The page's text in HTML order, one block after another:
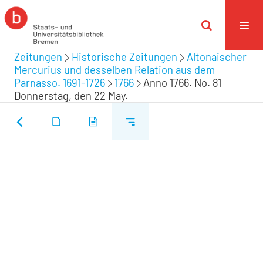
Zeitungen Historische Zeitungen
Altonaischer
Mercurius und desselben Relation aus dem
Parnasso. 1691-1726
1766
Anno 1766. No. 81
Donnerstag, den 22 May.